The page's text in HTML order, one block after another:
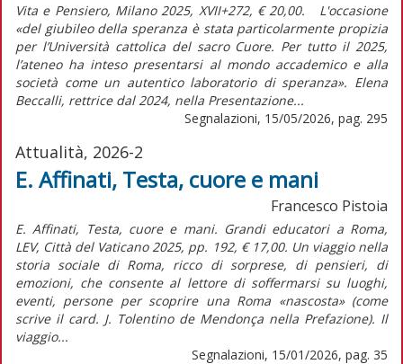
Vita e Pensiero, Milano 2025, XVII+272, € 20,00. L'occasione
«del giubileo della speranza è stata particolarmente propizia
per l’Università cattolica del sacro Cuore. Per tutto il 2025,
l’ateneo ha inteso presentarsi al mondo accademico e alla
società come un autentico laboratorio di speranza». Elena
Beccalli, rettrice dal 2024, nella Presentazione...
Segnalazioni, 15/05/2026, pag. 295
Attualità, 2026-2
E. Affinati, Testa, cuore e mani
Francesco Pistoia
E. Affinati, Testa, cuore e mani. Grandi educatori a Roma,
LEV, Città del Vaticano 2025, pp. 192, € 17,00. Un viaggio nella
storia sociale di Roma, ricco di sorprese, di pensieri, di
emozioni, che consente al lettore di soffermarsi su luoghi,
eventi, persone per scoprire una Roma «nascosta» (come
scrive il card. J. Tolentino de Mendonça nella Prefazione). Il
viaggio...
Segnalazioni, 15/01/2026, pag. 35